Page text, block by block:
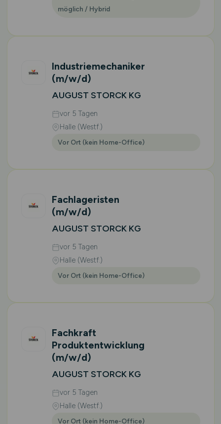
möglich / Hybrid
Industriemechaniker
(m/w/d)
AUGUST STORCK KG
vor 5 Tagen
Halle (Westf.)
Vor Ort (kein Home-Office)
Fachlageristen
(m/w/d)
AUGUST STORCK KG
vor 5 Tagen
Halle (Westf.)
Vor Ort (kein Home-Office)
Fachkraft
Produktentwicklung
(m/w/d)
AUGUST STORCK KG
vor 5 Tagen
Halle (Westf.)
Vor Ort (kein Home-Office)